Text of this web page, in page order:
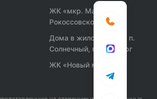
ЖК «мкр. Маршала
Рокоссовского»
Дома в жилом районе п.
Солнечный, г. Оренбург
ЖК «Новый мир»